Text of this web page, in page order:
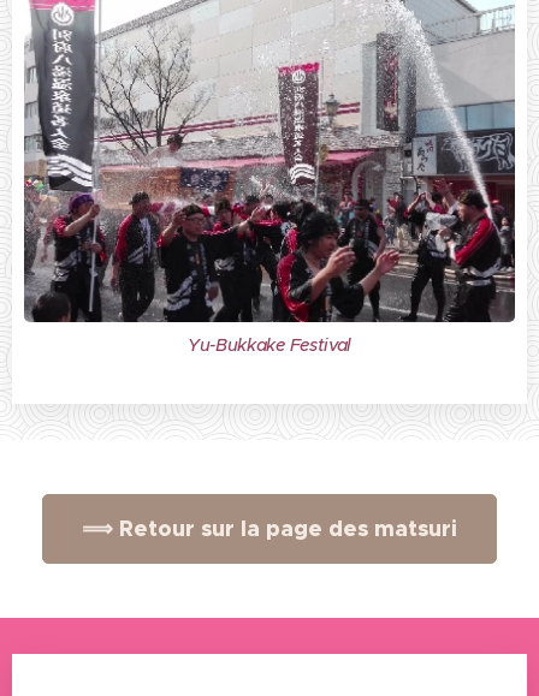
Yu-Bukkake Festival
⟹ Retour sur la page des matsuri